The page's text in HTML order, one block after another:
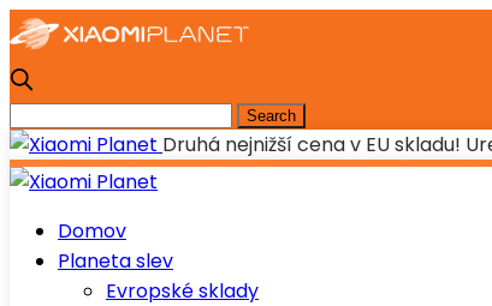
Druhá nejnižší cena v EU skladu!
Domov
Planeta slev
Evropské sklady